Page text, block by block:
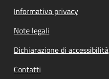
Informativa privacy
Note legali
Dichiarazione di accessibilità
Contatti